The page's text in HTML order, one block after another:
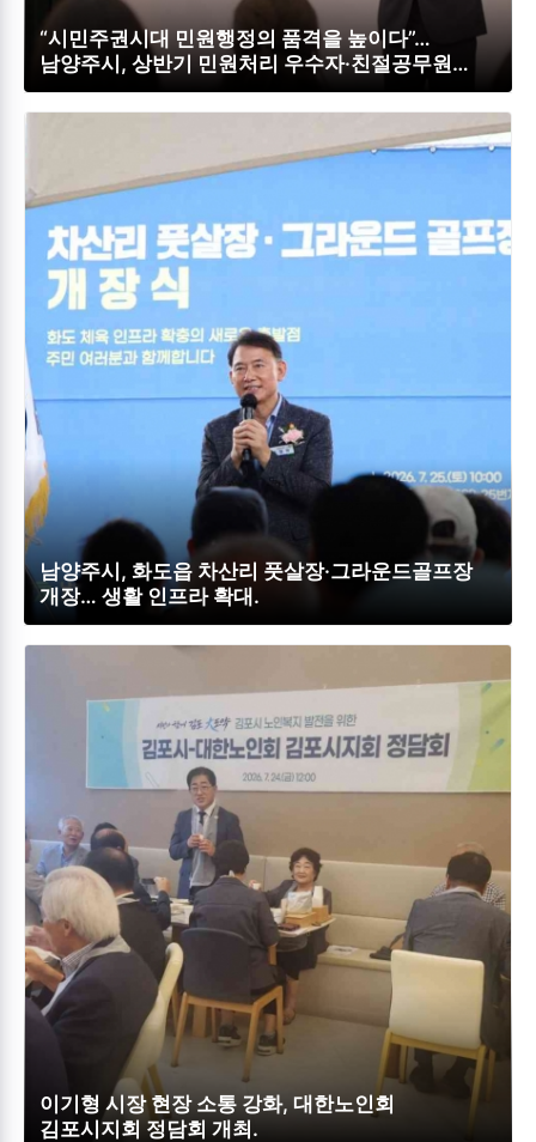
“시민주권시대 민원행정의 품격을 높이다”…
남양주시, 상반기 민원처리 우수자·친절공무원
시상.
남양주시, 화도읍 차산리 풋살장·그라운드골프장
개장… 생활 인프라 확대.
이기형 시장 현장 소통 강화, 대한노인회
김포시지회 정담회 개최.